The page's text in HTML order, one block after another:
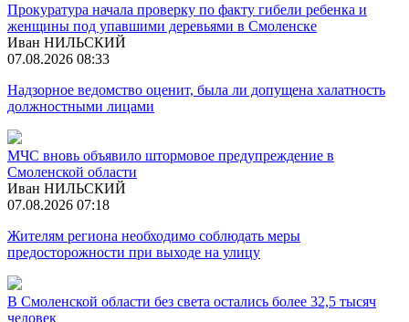
Прокуратура начала проверку по факту гибели ребенка и
женщины под упавшими деревьями в Смоленске
Иван НИЛЬСКИЙ
07.08.2026 08:33
Надзорное ведомство оценит, была ли допущена халатность
должностными лицами
МЧС вновь объявило штормовое предупреждение в
Смоленской области
Иван НИЛЬСКИЙ
07.08.2026 07:18
Жителям региона необходимо соблюдать меры
предосторожности при выходе на улицу
В Смоленской области без света остались более 32,5 тысяч
человек